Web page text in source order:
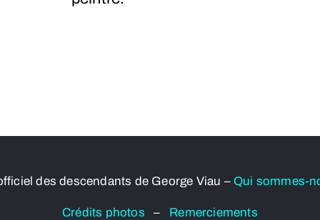
des descendants de George Viau – Qui sommes-
Crédits photos– Remerciements